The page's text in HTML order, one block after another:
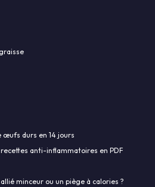
œufs durs en 14 jours
anti-inflammatoires en PDF
minceur ou un piège à calories ?